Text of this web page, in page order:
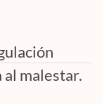
malestar.